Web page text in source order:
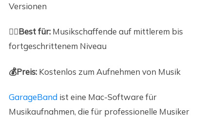
Versionen
🙆‍♀️Best für:Musikschaffende auf mittlerem bis
fortgeschrittenem Niveau
💰Preis:Kostenlos zum Aufnehmen von Musik
GarageBandist eine Mac-Software für
Musikaufnahmen, die für professionelle Musiker